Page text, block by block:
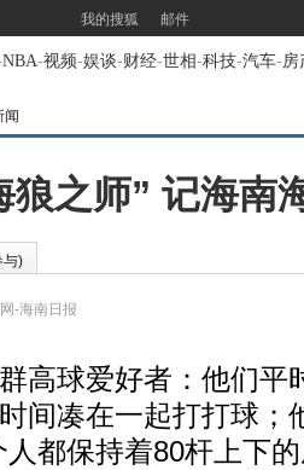
我的搜狐 邮件
NBA-视频-娱谈-财经-世相-科技-汽车-房
闻
狼之师” 记海南
与)
-海南日报
球爱好者：他们平
间凑在一起打打球；
人都保持着80杆上下